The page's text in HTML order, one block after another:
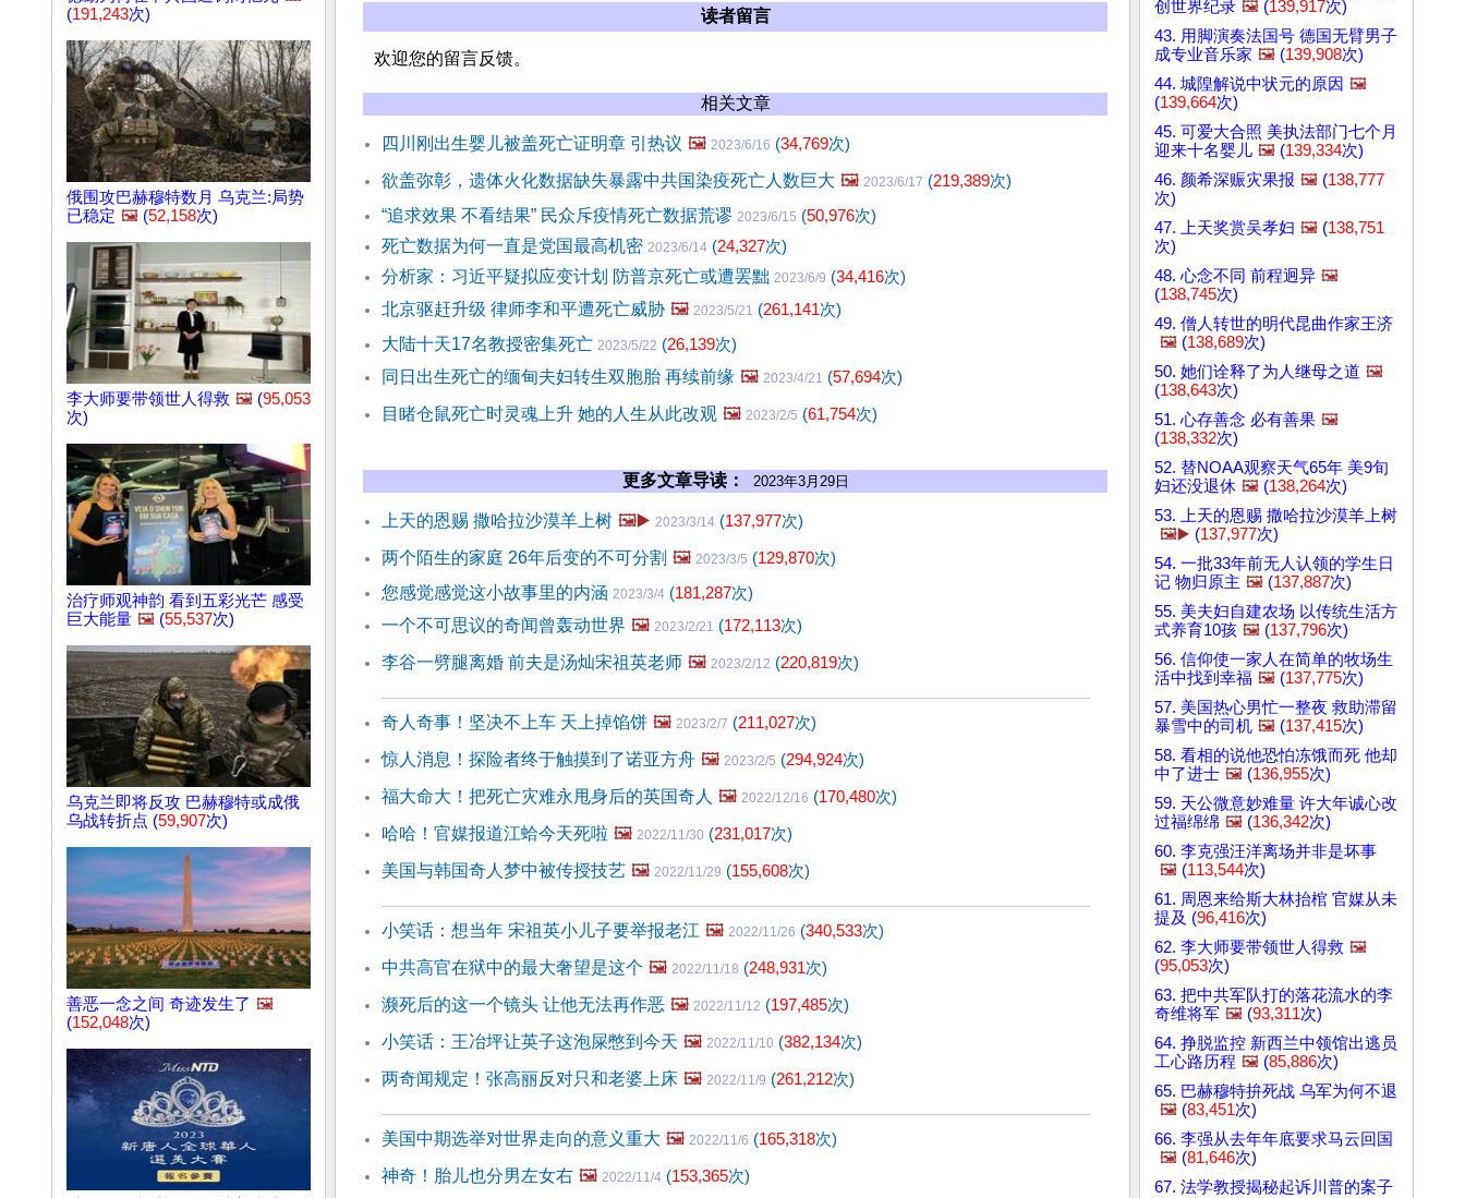
(191,243次)
俄围攻巴赫穆特数月 乌克兰:局势
已稳定 🖼️ (52,158次)
李大师要带领世人得救 🖼️ (95,053
次)
治疗师观神韵 看到五彩光芒 感受
巨大能量 🖼️ (55,537次)
乌克兰即将反攻 巴赫穆特或成俄
乌战转折点 (59,907次)
善恶一念之间 奇迹发生了 🖼️
(152,048次)
读者留言
欢迎您的留言反馈。
相关文章
四川刚出生婴儿被盖死亡证明章 引热议 🖼️ 2023/6/16 (34,769次)
欲盖弥彰，遗体火化数据缺失暴露中共国染疫死亡人数巨大 🖼️ 2023/6/17 (219,389次)
“追求效果 不看结果” 民众斥疫情死亡数据荒谬 2023/6/15 (50,976次)
死亡数据为何一直是党国最高机密 2023/6/14 (24,327次)
分析家：习近平疑拟应变计划 防普京死亡或遭罢黜 2023/6/9 (34,416次)
北京驱赶升级 律师李和平遭死亡威胁 🖼️ 2023/5/21 (261,141次)
大陆十天17名教授密集死亡 2023/5/22 (26,139次)
同日出生死亡的缅甸夫妇转生双胞胎 再续前缘 🖼️ 2023/4/21 (57,694次)
目睹仓鼠死亡时灵魂上升 她的人生从此改观 🖼️ 2023/2/5 (61,754次)
更多文章导读： 2023年3月29日
上天的恩赐 撒哈拉沙漠羊上树 🖼️▶️ 2023/3/14 (137,977次)
两个陌生的家庭 26年后变的不可分割 🖼️ 2023/3/5 (129,870次)
您感觉感觉这小故事里的内涵 2023/3/4 (181,287次)
一个不可思议的奇闻曾轰动世界 🖼️ 2023/2/21 (172,113次)
李谷一劈腿离婚 前夫是汤灿宋祖英老师 🖼️ 2023/2/12 (220,819次)
奇人奇事！坚决不上车 天上掉馅饼 🖼️ 2023/2/7 (211,027次)
惊人消息！探险者终于触摸到了诺亚方舟 🖼️ 2023/2/5 (294,924次)
福大命大！把死亡灾难永甩身后的英国奇人 🖼️ 2022/12/16 (170,480次)
哈哈！官媒报道江蛤今天死啦 🖼️ 2022/11/30 (231,017次)
美国与韩国奇人梦中被传授技艺 🖼️ 2022/11/29 (155,608次)
小笑话：想当年 宋祖英小儿子要举报老江 🖼️ 2022/11/26 (340,533次)
中共高官在狱中的最大奢望是这个 🖼️ 2022/11/18 (248,931次)
濒死后的这一个镜头 让他无法再作恶 🖼️ 2022/11/12 (197,485次)
小笑话：王冶坪让英子这泡屎憋到今天 🖼️ 2022/11/10 (382,134次)
两奇闻规定！张高丽反对只和老婆上床 🖼️ 2022/11/9 (261,212次)
美国中期选举对世界走向的意义重大 🖼️ 2022/11/6 (165,318次)
神奇！胎儿也分男左女右 🖼️ 2022/11/4 (153,365次)
创世界纪录 🖼️ (139,917次)
43. 用脚演奏法国号 德国无臂男子
成专业音乐家 🖼️ (139,908次)
44. 城隍解说中状元的原因 🖼️
(139,664次)
45. 可爱大合照 美执法部门七个月
迎来十名婴儿 🖼️ (139,334次)
46. 颜希深赈灾果报 🖼️ (138,777
次)
47. 上天奖赏吴孝妇 🖼️ (138,751
次)
48. 心念不同 前程迥异 🖼️
(138,745次)
49. 僧人转世的明代昆曲作家王济
🖼️ (138,689次)
50. 她们诠释了为人继母之道 🖼️
(138,643次)
51. 心存善念 必有善果 🖼️
(138,332次)
52. 替NOAA观察天气65年 美9旬
妇还没退休 🖼️ (138,264次)
53. 上天的恩赐 撒哈拉沙漠羊上树
🖼️▶️ (137,977次)
54. 一批33年前无人认领的学生日
记 物归原主 🖼️ (137,887次)
55. 美夫妇自建农场 以传统生活方
式养育10孩 🖼️ (137,796次)
56. 信仰使一家人在简单的牧场生
活中找到幸福 🖼️ (137,775次)
57. 美国热心男忙一整夜 救助滞留
暴雪中的司机 🖼️ (137,415次)
58. 看相的说他恐怕冻饿而死 他却
中了进士 🖼️ (136,955次)
59. 天公微意妙难量 许大年诚心改
过福绵绵 🖼️ (136,342次)
60. 李克强汪洋离场并非是坏事
🖼️ (113,544次)
61. 周恩来给斯大林抬棺 官媒从未
提及 (96,416次)
62. 李大师要带领世人得救 🖼️
(95,053次)
63. 把中共军队打的落花流水的李
奇维将军 🖼️ (93,311次)
64. 挣脱监控 新西兰中领馆出逃员
工心路历程 🖼️ (85,886次)
65. 巴赫穆特拚死战 乌军为何不退
🖼️ (83,451次)
66. 李强从去年年底要求马云回国
🖼️ (81,646次)
67. 法学教授揭秘起诉川普的案子